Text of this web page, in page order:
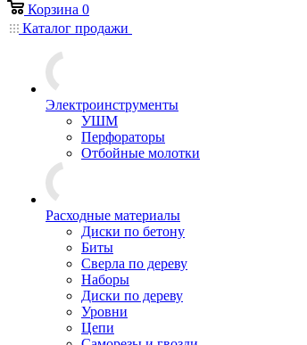
Корзина 0
Каталог продажи
Электроинструменты
УШМ
Перфораторы
Отбойные молотки
Расходные материалы
Диски по бетону
Биты
Сверла по дереву
Наборы
Диски по дереву
Уровни
Цепи